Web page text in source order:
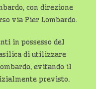
con direzione
via Pier Lombardo.
in possesso del
di utilizzare
evitando il
previsto.